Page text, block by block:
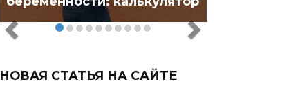
НОВАЯ СТАТЬЯ НА САЙТЕ